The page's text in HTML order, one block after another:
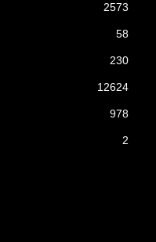
2573
58
230
12624
978
2